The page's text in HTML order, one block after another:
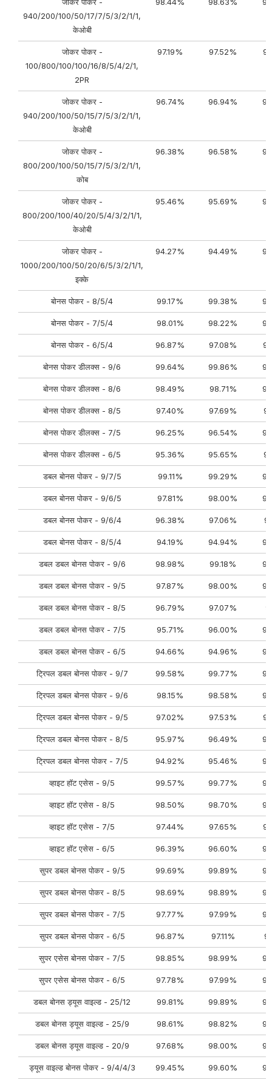
जोकर पोकर -
940/200/100/50/17/7/5/3/2/1/1,
केओबी
98.44% 98.63%
जोकर पोकर -
100/800/100/100/16/8/5/4/2/1,
2PR
97.19% 97.52%
जोकर पोकर -
940/200/100/50/15/7/5/3/2/1/1,
केओबी
96.74% 96.94%
जोकर पोकर -
800/200/100/50/15/7/5/3/2/1/1,
कोब
96.38% 96.58%
जोकर पोकर -
800/200/100/40/20/5/4/3/2/1/1,
केओबी
95.46% 95.69%
जोकर पोकर -
1000/200/100/50/20/6/5/3/2/1/1,
इक्के
94.27% 94.49%
बोनस पोकर - 8/5/4 99.17% 99.38%
बोनस पोकर - 7/5/4 98.01% 98.22%
बोनस पोकर - 6/5/4 96.87% 97.08%
बोनस पोकर डीलक्स - 9/6 99.64% 99.86%
बोनस पोकर डीलक्स - 8/6 98.49% 98.71%
बोनस पोकर डीलक्स - 8/5 97.40% 97.69%
बोनस पोकर डीलक्स - 7/5 96.25% 96.54%
बोनस पोकर डीलक्स - 6/5 95.36% 95.65%
डबल बोनस पोकर - 9/7/5 99.11% 99.29%
डबल बोनस पोकर - 9/6/5 97.81% 98.00%
डबल बोनस पोकर - 9/6/4 96.38% 97.06%
डबल बोनस पोकर - 8/5/4 94.19% 94.94%
डबल डबल बोनस पोकर - 9/6 98.98% 99.18%
डबल डबल बोनस पोकर - 9/5 97.87% 98.00%
डबल डबल बोनस पोकर - 8/5 96.79% 97.07%
डबल डबल बोनस पोकर - 7/5 95.71% 96.00%
डबल डबल बोनस पोकर - 6/5 94.66% 94.96%
ट्रिपल डबल बोनस पोकर - 9/7 99.58% 99.77%
ट्रिपल डबल बोनस पोकर - 9/6 98.15% 98.58%
ट्रिपल डबल बोनस पोकर - 9/5 97.02% 97.53%
ट्रिपल डबल बोनस पोकर - 8/5 95.97% 96.49%
ट्रिपल डबल बोनस पोकर - 7/5 94.92% 95.46%
व्हाइट हॉट एसेस - 9/5 99.57% 99.77%
व्हाइट हॉट एसेस - 8/5 98.50% 98.70%
व्हाइट हॉट एसेस - 7/5 97.44% 97.65%
व्हाइट हॉट एसेस - 6/5 96.39% 96.60%
सुपर डबल बोनस पोकर - 9/5 99.69% 99.89%
सुपर डबल बोनस पोकर - 8/5 98.69% 98.89%
सुपर डबल बोनस पोकर - 7/5 97.77% 97.99%
सुपर डबल बोनस पोकर - 6/5 96.87% 97.11%
सुपर एसेस बोनस पोकर - 7/5 98.85% 98.99%
सुपर एसेस बोनस पोकर - 6/5 97.78% 97.99%
डबल बोनस ड्यूस वाइल्ड - 25/12 99.81% 99.89%
डबल बोनस ड्यूस वाइल्ड - 25/9 98.61% 98.82%
डबल बोनस ड्यूस वाइल्ड - 20/9 97.68% 98.00%
ड्यूस वाइल्ड बोनस पोकर - 9/4/4/3 99.45% 99.60%